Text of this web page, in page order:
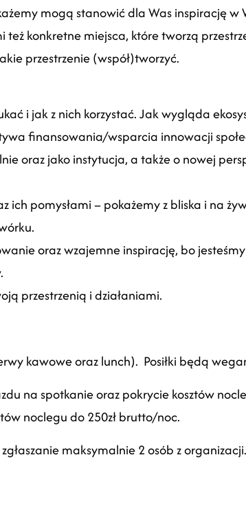
mogą stanowić dla Was inspirację w
konkretne miejsca, które tworzą
przestrzenie (współ)tworzyć.
i jak z nich korzystać. Jak wygląda
finansowania/wsparcia innowacji
oraz jako instytucja, a także o nowej
pomysłami – pokażemy z bliska i na
oraz wzajemne inspirację, bo
przestrzenią i działaniami.
kawowe oraz lunch). Posiłki będą
na spotkanie oraz pokrycie kosztów
noclegu do 250zł brutto/noc.
maksymalnie 2 osób z organizacji.